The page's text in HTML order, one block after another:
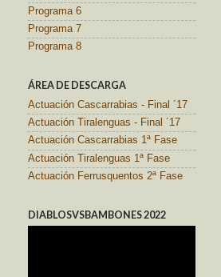
Programa 6
Programa 7
Programa 8
ÁREA DE DESCARGA
Actuación Cascarrabias - Final ´17
Actuación Tiralenguas - Final ´17
Actuación Cascarrabias 1ª Fase
Actuación Tiralenguas 1ª Fase
Actuación Ferrusquentos 2ª Fase
DIABLOSVSBAMBONES 2022